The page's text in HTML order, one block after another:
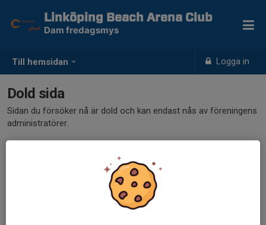
Till hemsidan Logga in
Linköping Beach Arena Club
Dam fredagsmys
Dold sida
Sidan du försöker nå är dold och kan endast nås av föreningens
administratörer.